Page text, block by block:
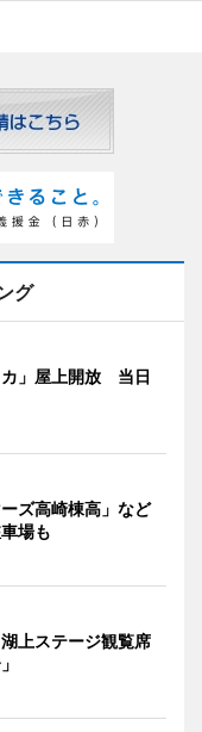
グ
カ」屋上開放 当日
ズ高崎棟高」など
場も
上ステージ観覧席